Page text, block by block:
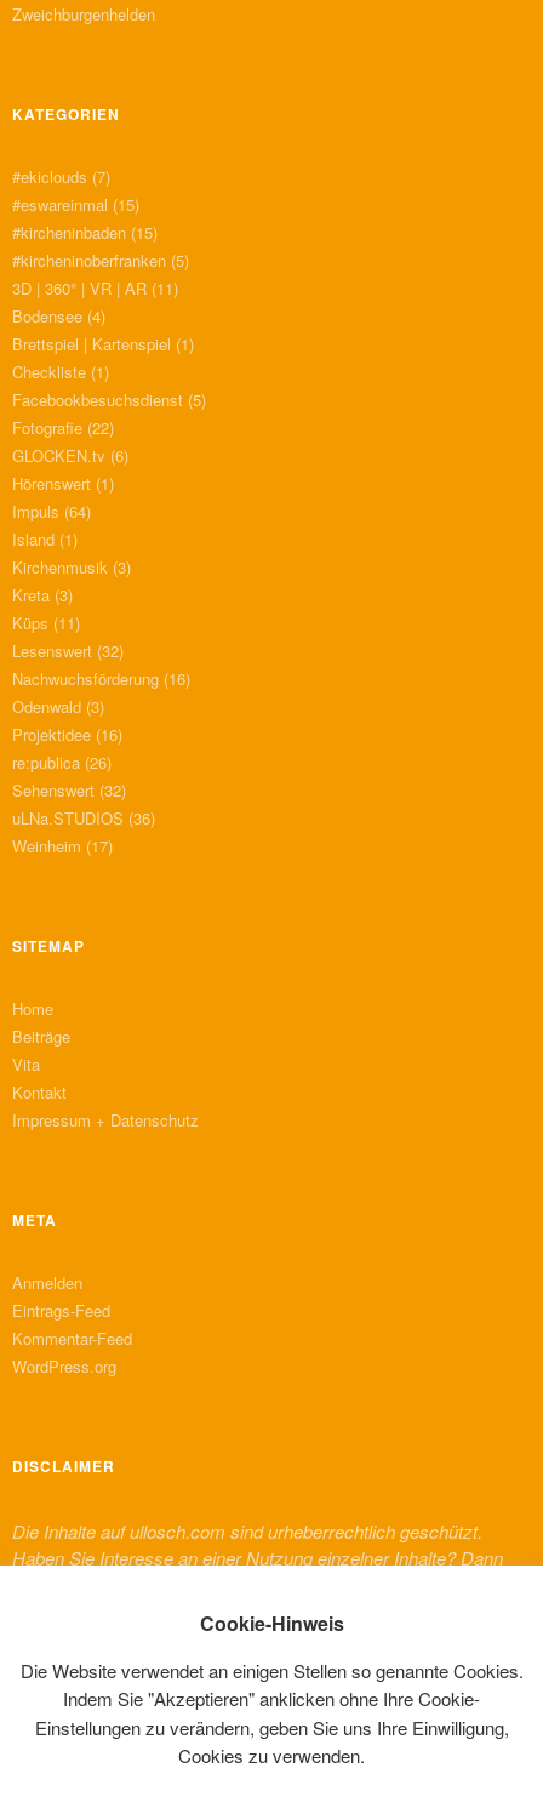
Zweichburgenhelden
KATEGORIEN
#ekiclouds (7)
#eswareinmal (15)
#kircheninbaden (15)
#kircheninoberfranken (5)
3D | 360° | VR | AR (11)
Bodensee (4)
Brettspiel | Kartenspiel (1)
Checkliste (1)
Facebookbesuchsdienst (5)
Fotografie (22)
GLOCKEN.tv (6)
Hörenswert (1)
Impuls (64)
Island (1)
Kirchenmusik (3)
Kreta (3)
Küps (11)
Lesenswert (32)
Nachwuchsförderung (16)
Odenwald (3)
Projektidee (16)
re:publica (26)
Sehenswert (32)
uLNa.STUDIOS (36)
Weinheim (17)
SITEMAP
Home
Beiträge
Vita
Kontakt
Impressum + Datenschutz
META
Anmelden
Eintrags-Feed
Kommentar-Feed
WordPress.org
DISCLAIMER
Die Inhalte auf ullosch.com sind urheberrechtlich geschützt.
Haben Sie Interesse an einer Nutzung einzelner Inhalte? Dann
dieser Website erscheinen, gelten deren urheberrechtliche
Bestimmungen und Regelungen.
EIN PRIVATE WEBSITE VON ULLI NAEFKEN (@ULLOSCH)
Cookie-Hinweis
Die Website verwendet an einigen Stellen so genannte Cookies.
Indem Sie "Akzeptieren" anklicken ohne Ihre Cookie-
Einstellungen zu verändern, geben Sie uns Ihre Einwilligung,
Cookies zu verwenden.